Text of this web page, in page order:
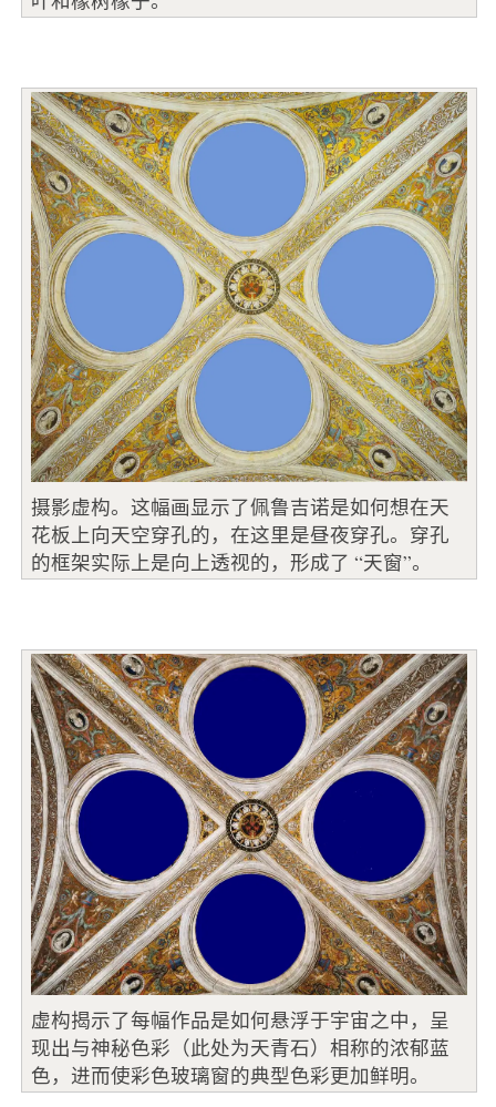
摄影虚构。这幅画显示了佩鲁吉诺是如何想在天
花板上向天空穿孔的，在这里是昼夜穿孔。穿孔
的框架实际上是向上透视的，形成了 “天窗”。
虚构揭示了每幅作品是如何悬浮于宇宙之中，呈
现出与神秘色彩（此处为天青石）相称的浓郁蓝
色，进而使彩色玻璃窗的典型色彩更加鲜明。